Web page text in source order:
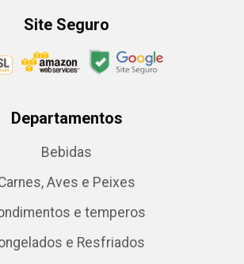
Site Seguro
Departamentos
Bebidas
Aves e Peixes
e temperos
e Resfriados